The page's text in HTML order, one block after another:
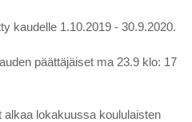
kaudelle 1.10.2019 - 30.9.2020.
päättäjäiset ma 23.9 klo: 17
lokakuussa koululaisten